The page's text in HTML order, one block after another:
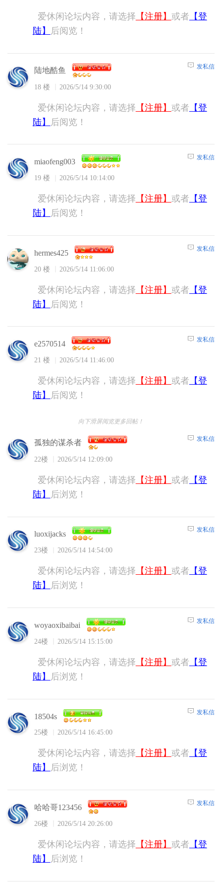
爱休闲论坛内容，请选择 【注册】 或者 【登
陆】
后阅览！
陆地酷鱼
18 楼 2026/5/14 9:30:00
发私信
爱休闲论坛内容，请选择 【注册】 或者 【登
陆】
后阅览！
miaofeng003
19 楼 2026/5/14 10:14:00
发私信
爱休闲论坛内容，请选择 【注册】 或者 【登
陆】
后阅览！
hermes425
20 楼 2026/5/14 11:06:00
发私信
爱休闲论坛内容，请选择 【注册】 或者 【登
陆】
后阅览！
e2570514
21 楼 2026/5/14 11:46:00
发私信
爱休闲论坛内容，请选择 【注册】 或者 【登
陆】
后阅览！
向下滑屏阅览更多回帖！
孤独的谋杀者
22楼 2026/5/14 12:09:00
发私信
爱休闲论坛内容，请选择 【注册】 或者 【登
陆】
后浏览！
luoxijacks
23楼 2026/5/14 14:54:00
发私信
爱休闲论坛内容，请选择 【注册】 或者 【登
陆】
后浏览！
woyaoxibaibai
24楼 2026/5/14 15:15:00
发私信
爱休闲论坛内容，请选择 【注册】 或者 【登
陆】
后浏览！
18504s
25楼 2026/5/14 16:45:00
发私信
爱休闲论坛内容，请选择 【注册】 或者 【登
陆】
后浏览！
哈哈哥123456
26楼 2026/5/14 20:26:00
发私信
爱休闲论坛内容，请选择 【注册】 或者 【登
陆】
后浏览！